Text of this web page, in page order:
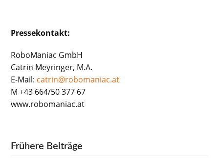
Pressekontakt:
RoboManiac GmbH
Catrin Meyringer, M.A.
E-Mail: catrin@robomaniac.at
M +43 664/50 377 67
www.robomaniac.at
Frühere Beiträge